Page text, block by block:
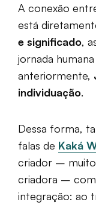
A conexão
está
e significado,
jornada
anteriormente,
individuação.
Dessa forma,
falas de Kaká
criador – muito
criadora –
integração: ao